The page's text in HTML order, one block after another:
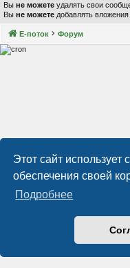
Этот сайт использует
обеспечения своей
Подробнее
Вы не можете удалять свои
Вы не можете добавлять вложения
Е-поток Форум